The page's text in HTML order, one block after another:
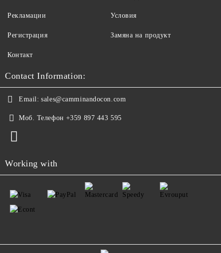
Рекламации
Регистрация
Контакт
Условия
Замяна на продукт
Contact Information:
Email: sales@camminandocon.com
Моб. Телефон +359 897 443 595
Working with